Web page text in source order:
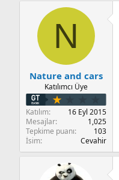
N
Nature and cars
Katılımcı Üye
Katılım
16 Eyl 2015
Mesajlar
1,025
Tepkime puanı
103
İsim
Cevahir